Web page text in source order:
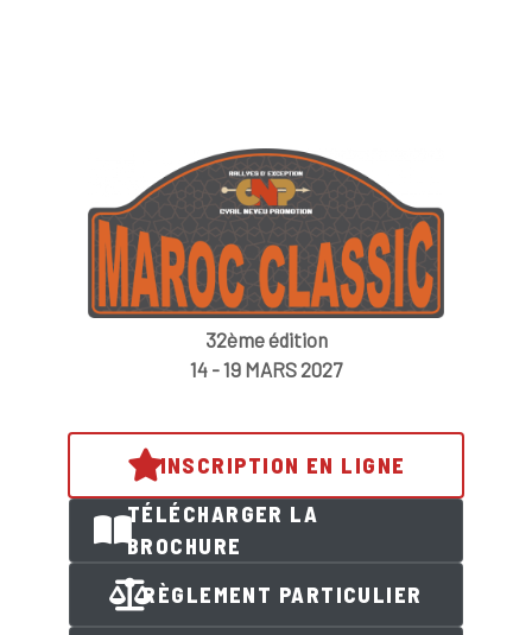
32ème édition
14 - 19 MARS 2027
INSCRIPTION EN LIGNE
TÉLÉCHARGER LA
BROCHURE
RÈGLEMENT PARTICULIER